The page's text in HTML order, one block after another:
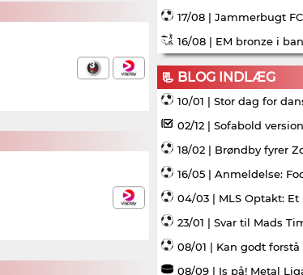
17/08 | Jammerbugt
16/08 | EM bronze i
📃 BLOG INDLÆG
10/01 | Stor dag for
02/12 | Sofabold
18/02 | Brøndby fyrer
16/05 | Anmeldelse:
04/03 | MLS Optakt:
23/01 | Svar til Mads
08/01 | Kan godt
08/09 | Is på! Metal